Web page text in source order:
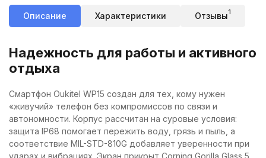
Описание Характеристики Отзывы1
Надежность для работы и активного
отдыха
Смартфон Oukitel WP15 создан для тех, кому нужен
«живучий» телефон без компромиссов по связи и
автономности. Корпус рассчитан на суровые условия:
защита IP68 помогает пережить воду, грязь и пыль, а
соответствие MIL-STD-810G добавляет уверенности при
ударах и вибрациях. Экран прикрыт Corning Gorilla Glass 5,